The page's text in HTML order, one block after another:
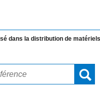
la distribution dematériels et